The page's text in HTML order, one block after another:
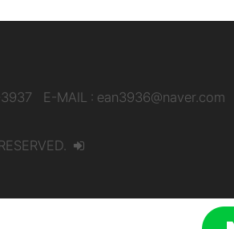
E-MAIL : ean3936@naver.com